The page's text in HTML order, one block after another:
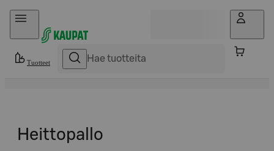
Hyppää sisältöön
Tuotteet
Heittopallo